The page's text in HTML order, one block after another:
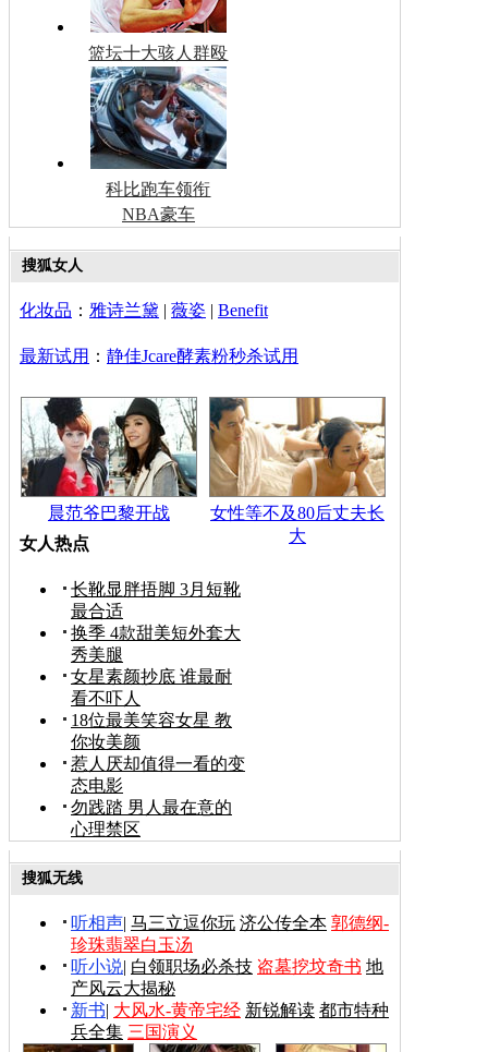
篮坛十大骇人群殴
科比跑车领衔
NBA豪车
搜狐女人
化妆品 ： 雅诗兰黛 | 薇姿 | Benefit
最新试用 ： 静佳Jcare酵素粉秒杀试用
晨范爷巴黎开战
女性等不及80后丈夫长
大
女人热点
长靴显胖捂脚 3月短靴
最合适
换季 4款甜美短外套大
秀美腿
女星素颜抄底 谁最耐
看不吓人
18位最美笑容女星 教
你妆美颜
惹人厌却值得一看的变
态电影
勿践踏 男人最在意的
心理禁区
搜狐无线
听相声| 马三立逗你玩 济公传全本 郭德纲-
珍珠翡翠白玉汤
听小说| 白领职场必杀技 盗墓挖坟奇书 地
产风云大揭秘
新书| 大风水-黄帝宅经 新锐解读 都市特种
兵全集 三国演义